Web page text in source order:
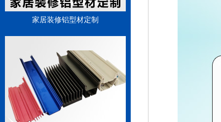
家居装修铝型材定制